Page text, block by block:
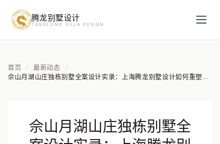
腾龙别墅设计
TENGLONG VILLA DESIGN
首页 / 最新动态 /
佘山月湖山庄独栋别墅全案设计实录：上海腾龙别墅设计如何重塑大
佘山月湖山庄独栋别墅全
预约设计咨询
房屋面积（㎡）